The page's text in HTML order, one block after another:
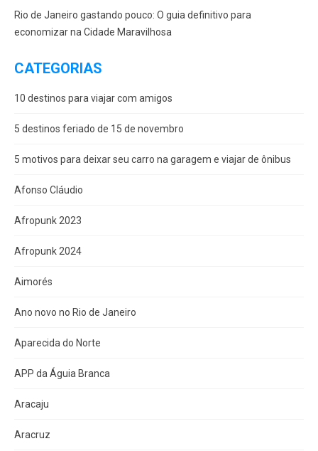
Rio de Janeiro gastando pouco: O guia definitivo para
economizar na Cidade Maravilhosa
CATEGORIAS
10 destinos para viajar com amigos
5 destinos feriado de 15 de novembro
5 motivos para deixar seu carro na garagem e viajar de ônibus
Afonso Cláudio
Afropunk 2023
Afropunk 2024
Aimorés
Ano novo no Rio de Janeiro
Aparecida do Norte
APP da Águia Branca
Aracaju
Aracruz